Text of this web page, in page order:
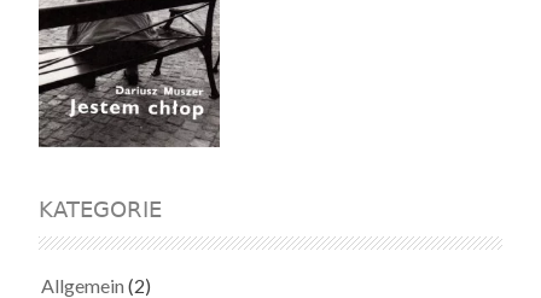
KATEGORIE
Allgemein (2)